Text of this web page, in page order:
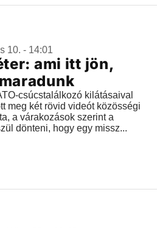
10. - 14:01
ami itt jön,
csúcstalálkozó kilátásaival
meg két rövid videót közösségi
a várakozások szerint a
dönteni, hogy egy missz...